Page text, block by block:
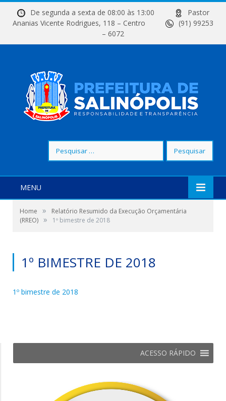
De segunda a sexta de 08:00 às 13:00
Pastor
Ananias Vicente Rodrigues, 118 – Centro
(91) 99253
– 6072
por:
MENU
Home »
Relatório Resumido da Execução Orçamentária
(RREO) » 1º bimestre de 2018
1º BIMESTRE DE 2018
1º bimestre de 2018
ACESSO RÁPIDO